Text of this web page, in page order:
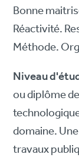
Bonne
Réactivité.
Méthode.
Niveau
ou diplôme
domaine. U
travaux